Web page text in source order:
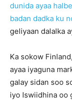
dunida ayaa
badan dadka ku
geliyaan dalalka
Ka sokow
ayaa iyaguna
galay sidan soo
iyo Iswiidhina oo